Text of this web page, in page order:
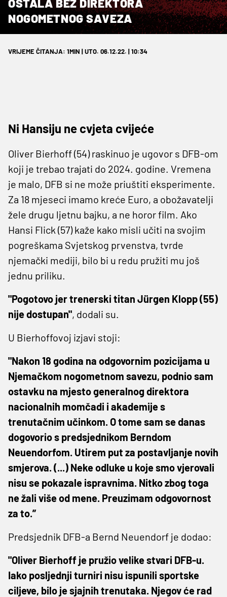
OSTALA BEZ DIREKTORA
NOGOMETNOG SAVEZA
VRIJEME ČITANJA: 1MIN | UTO. 06.12.22. | 10:34
Ni Hansiju ne cvjeta cvijeće
Oliver Bierhoff (54) raskinuo je ugovor s DFB-om
koji je trebao trajati do 2024. godine. Vremena
je malo, DFB si ne može priuštiti eksperimente.
Za 18 mjeseci imamo kreće Euro, a obožavatelji
žele drugu ljetnu bajku, a ne horor film. Ako
Hansi Flick (57) kaže kako misli učiti na svojim
pogreškama Svjetskog prvenstva, tvrde
njemački mediji, bilo bi u redu pružiti mu još
jednu priliku.
"Pogotovo jer trenerski titan Jürgen Klopp (55)
nije dostupan", dodali su.
U Bierhoffovoj izjavi stoji:
"Nakon 18 godina na odgovornim pozicijama u
Njemačkom nogometnom savezu, podnio sam
ostavku na mjesto generalnog direktora
nacionalnih momčadi i akademije s
trenutačnim učinkom. O tome sam se danas
dogovorio s predsjednikom Berndom
Neuendorfom. Utirem put za postavljanje novih
smjerova. (...) Neke odluke u koje smo vjerovali
nisu se pokazale ispravnima. Nitko zbog toga
ne žali više od mene. Preuzimam odgovornost
za to.”
Predsjednik DFB-a Bernd Neuendorf je dodao:
"Oliver Bierhoff je pružio velike stvari DFB-u.
Iako posljednji turniri nisu ispunili sportske
ciljeve, bilo je sjajnih trenutaka. Njegov će rad